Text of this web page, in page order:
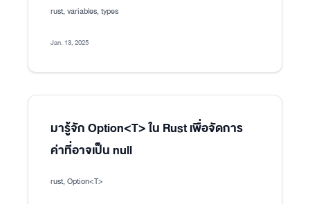
rust, variables, types
Jan. 13, 2025
มารู้จัก Option<T> ใน Rust เพื่อจัดการ
ค่าที่อาจเป็น null
rust, Option<T>